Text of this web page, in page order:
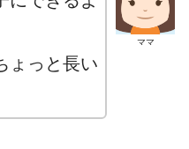
ママ
っと長い